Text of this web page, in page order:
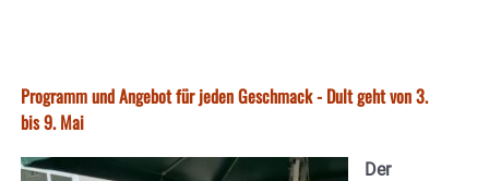
Programm und Angebot für jeden Geschmack - Dult geht von 3.
bis 9. Mai
Der